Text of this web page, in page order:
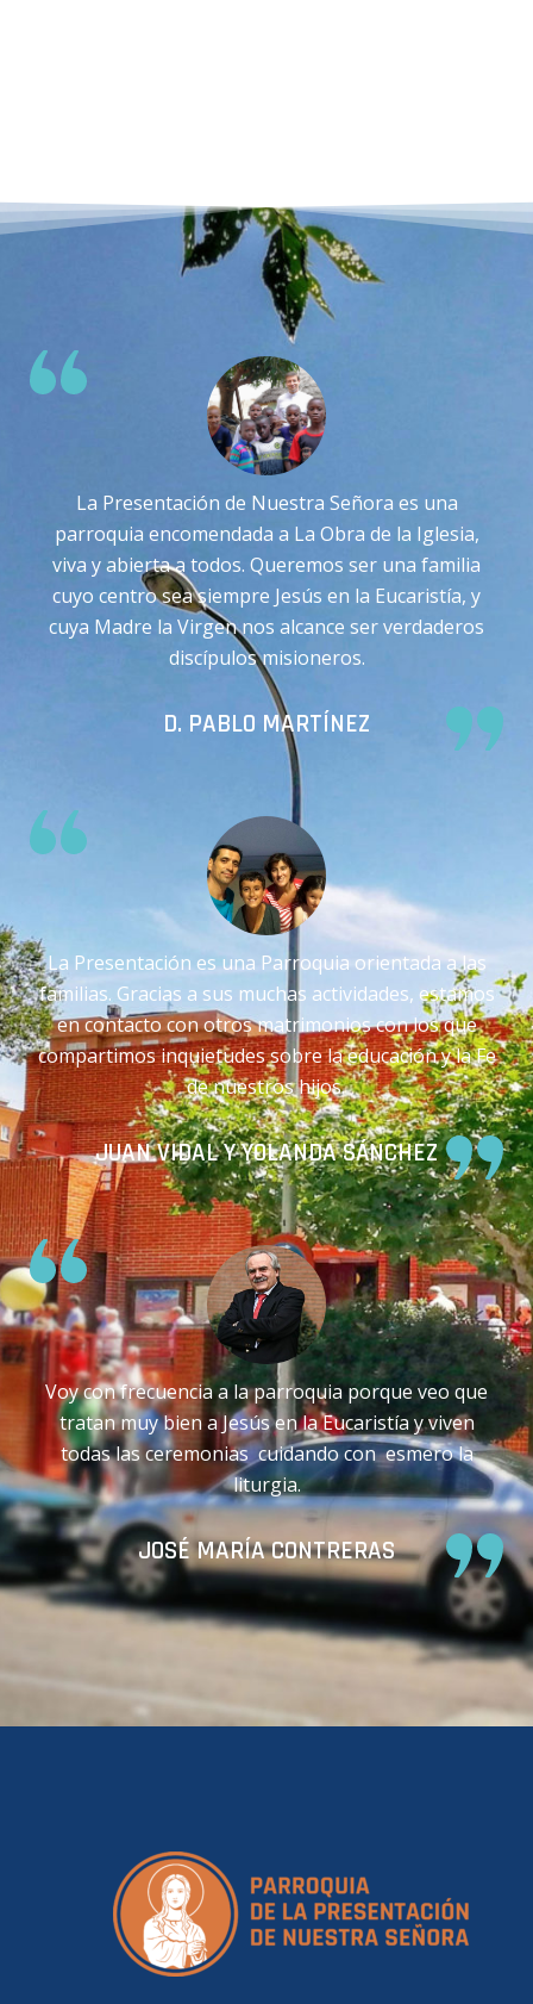
La Presentación de Nuestra Señora es una
parroquia encomendada a La Obra de la Iglesia,
viva y abierta a todos. Queremos ser una familia
cuyo centro sea siempre Jesús en la Eucaristía, y
cuya Madre la Virgen nos alcance ser verdaderos
discípulos misioneros.
D. PABLO MARTÍNEZ
La Presentación es una Parroquia orientada a las
familias. Gracias a sus muchas actividades, estamos
en contacto con otros matrimonios con los que
compartimos inquietudes sobre la educación y la Fe
de nuestros hijos.
JUAN VIDAL Y YOLANDA SÁNCHEZ
Voy con frecuencia a la parroquia porque veo que
tratan muy bien a Jesús en la Eucaristía y viven
todas las ceremonias cuidando con esmero la
liturgia.
JOSÉ MARÍA CONTRERAS